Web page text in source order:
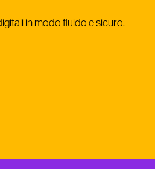
in modo fluido e sicuro.